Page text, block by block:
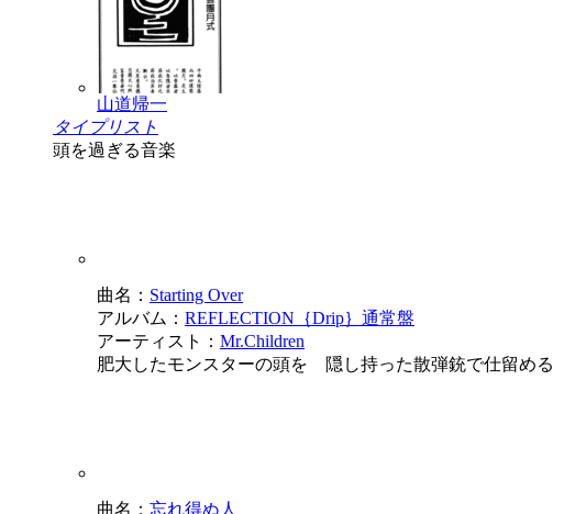
山道帰一
タイプリスト
頭を過ぎる音楽
曲名： Starting Over
アルバム： REFLECTION｛Drip｝通常盤
アーティスト： Mr.Children
肥大したモンスターの頭を 隠し持った散弾銃で仕留め
曲名： 忘れ得ぬ人